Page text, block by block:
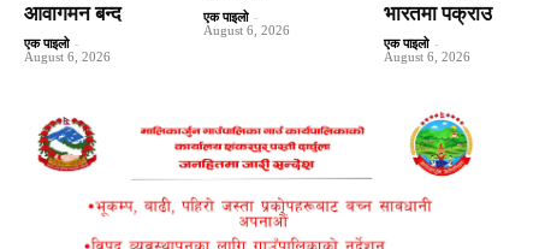
आवागमन बन्द
एक पाइलो -
August 6, 2026
एक पाइलो -
August 6, 2026
भारतमा पक्राउ
एक पाइलो -
August 6, 2026